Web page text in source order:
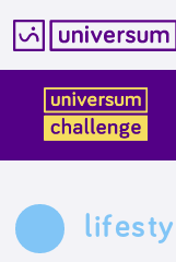
tartalomba